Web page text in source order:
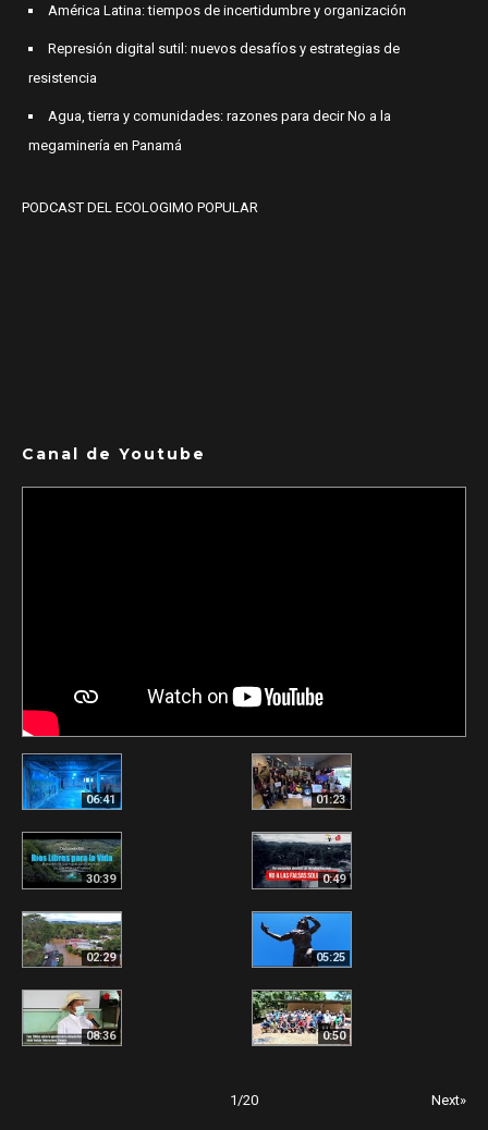
América Latina: tiempos de incertidumbre y organización
Represión digital sutil: nuevos desafíos y estrategias de
resistencia
Agua, tierra y comunidades: razones para decir No a la
megaminería en Panamá
PODCAST DEL ECOLOGIMO POPULAR
Canal de Youtube
06:41 01:23
30:39 0:49
02:29 05:25
08:36 0:50
1/20 Next»